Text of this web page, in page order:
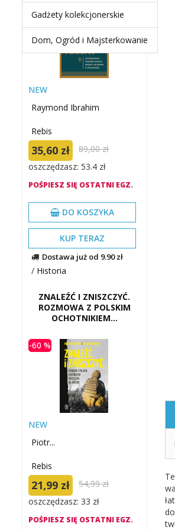
Gadżety kolekcjonerskie
Dom, Ogród i Majsterkowanie
-60 %
NEW
Raymond Ibrahim
Rebis
35,60 zł
89,00 zł
oszczędzasz: 53.4 zł
POŚPIESZ SIĘ OSTATNI EGZ.
DO KOSZYKA
KUP TERAZ
Dostawa już od 9.90 zł
/ Historia
ZNALEŹĆ I ZNISZCZYĆ.
ROZMOWA Z POLSKIM
OCHOTNIKIEM...
-60 %
NEW
Piotr...
Rebis
21,99 zł
54,99 zł
oszczędzasz: 33 zł
POŚPIESZ SIĘ OSTATNI EGZ.